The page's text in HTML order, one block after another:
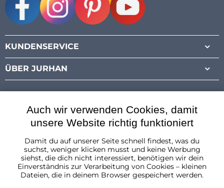
KUNDENSERVICE
ÜBER JURHAN
Österreich
Auch wir verwenden Cookies, damit
unsere Website richtig funktioniert
Damit du auf unserer Seite schnell findest, was du
suchst, weniger klicken musst und keine Werbung
siehst, die dich nicht interessiert, benötigen wir dein
Einverständnis zur Verarbeitung von Cookies – kleinen
Dateien, die in deinem Browser gespeichert werden.